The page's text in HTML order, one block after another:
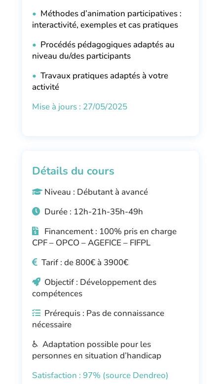
• Méthodes d’animation participatives :
interactivité, exemples et cas pratiques
• Procédés pédagogiques adaptés au
niveau du/des participants
• Travaux pratiques adaptés à votre
activité
Mise à jours : 27/05/2025
Détails du cours
Niveau : Débutant à avancé
Durée : 12h-21h-35h-49h
Financement : 100% pris en charge
CPF – OPCO – AGEFICE – FIFPL
Tarif : de 800€ à 3900€
Objectif : Développement des
compétences
Prérequis : Pas de connaissance
nécessaire
♿ Adaptation possible pour les
personnes en situation d’handicap
Satisfaction : 97% (source Dendreo)